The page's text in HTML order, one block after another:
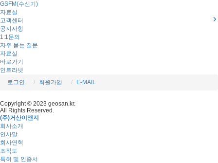
GSFM(수신기)
자료실
고객센터
공지사항
1:1문의
자주 묻는 질문
자료실
바로가기
인트라넷
로그인
회원가입 E-MAIL
Copyright © 2023 geosan.kr.
All Rights Reserved.
(주)거산이앤지
회사소개
인사말
회사연혁
조직도
특허 및 인증서